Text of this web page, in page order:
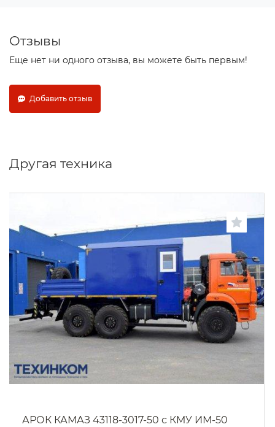
Отзывы
Еще нет ни одного отзыва, вы можете быть первым!
Добавить отзыв
Другая техника
АРОК КАМАЗ 43118-3017-50 с КМУ ИМ-50